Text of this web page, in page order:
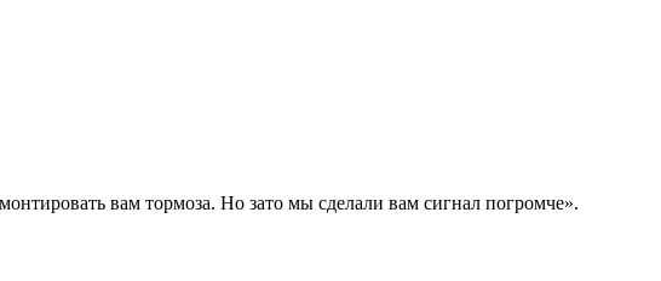
вам тормоза. Но зато мы сделали вам сигнал погромче».